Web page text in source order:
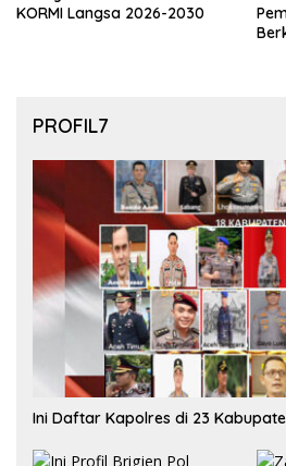
KORMI Langsa 2026-2030
PROFIL7
Ini Daftar Kapolres di 23